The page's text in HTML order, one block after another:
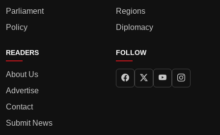
Parliament
Policy
Regions
Diplomacy
READERS
About Us
Advertise
Contact
Submit News
FOLLOW